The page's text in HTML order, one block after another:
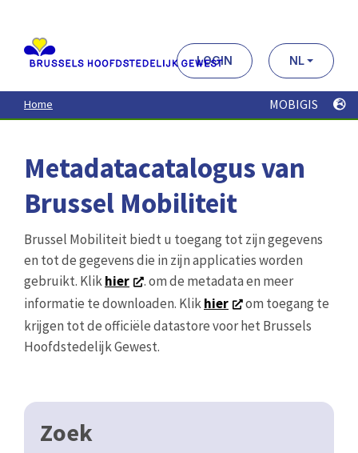
contenu
principal
LOGIN NL
Home MOBIGIS
Metadatacatalogus van
Brussel Mobiliteit
Brussel Mobiliteit biedt u toegang tot zijn gegevens
en tot de gegevens die in zijn applicaties worden
gebruikt. Klikhier
. om de metadata en meer
informatie te downloaden. Klikhier
om toegang te
krijgen tot de officiële datastore voor het Brussels
Hoofdstedelijk Gewest.
Zoek